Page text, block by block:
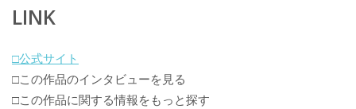
LINK
□公式サイト
□この作品のインタビューを見る
□この作品に関する情報をもっと探す